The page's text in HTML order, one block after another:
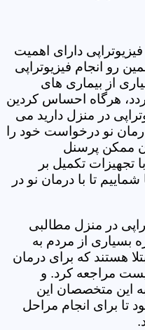
دارای اهمیت
رو انجام فیزیوتراپی
از بیماری های
هرگاه احساس کردین
در منزل دارید می
نو درخواست خود را
ممکن پرسنل
تجهیزات تکمیل بر
تا با درمان نو در
در منزل مطالبی
بسیاری از مردم به
هستند که برای درمان
مراجعه کرد. و
این متخصصان این
برای انجام مراحل